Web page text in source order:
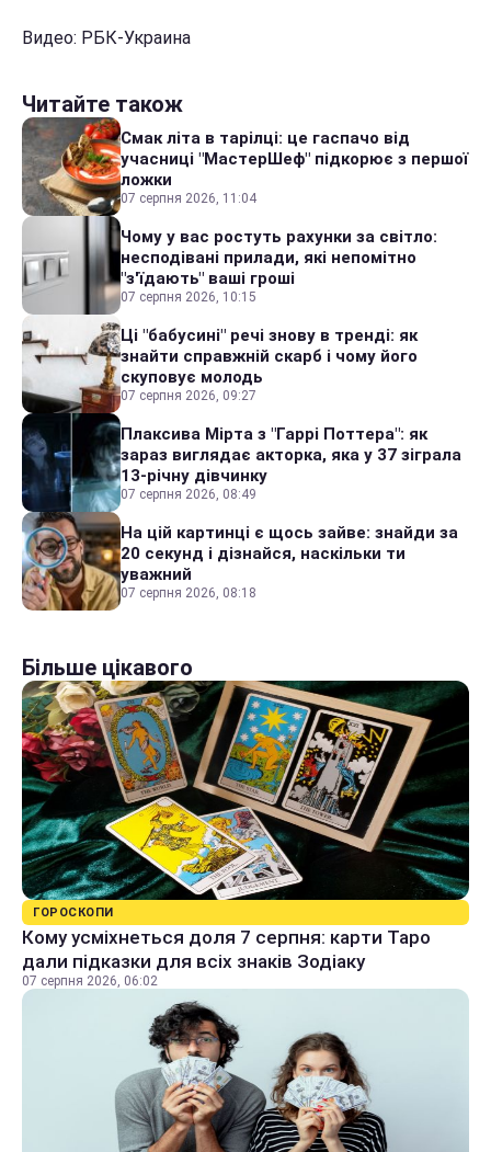
Видео: РБК-Украина
Читайте також
Смак літа в тарілці: це гаспачо від
учасниці "МастерШеф" підкорює з першої
ложки
07 серпня 2026, 11:04
Чому у вас ростуть рахунки за світло:
несподівані прилади, які непомітно
"з'їдають" ваші гроші
07 серпня 2026, 10:15
Ці "бабусині" речі знову в тренді: як
знайти справжній скарб і чому його
скуповує молодь
07 серпня 2026, 09:27
Плаксива Мірта з "Гаррі Поттера": як
зараз виглядає акторка, яка у 37 зіграла
13-річну дівчинку
07 серпня 2026, 08:49
На цій картинці є щось зайве: знайди за
20 секунд і дізнайся, наскільки ти
уважний
07 серпня 2026, 08:18
Більше цікавого
ГОРОСКОПИ
Кому усміхнеться доля 7 серпня: карти Таро
дали підказки для всіх знаків Зодіаку
07 серпня 2026, 06:02